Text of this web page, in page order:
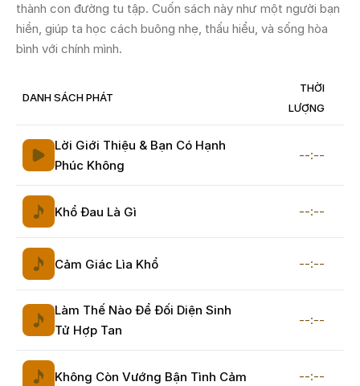
thành con đường tu tập. Cuốn sách này như một người bạn
hiền, giúp ta học cách buông nhẹ, thấu hiểu, và sống hòa
bình với chính mình.
DANH SÁCH PHÁT
THỜI
LƯỢNG
Lời Giới Thiệu & Bạn Có Hạnh
Phúc Không
--:--
Khổ Đau Là Gì --:--
Cảm Giác Lìa Khổ --:--
Làm Thế Nào Để Đối Diện Sinh
Tử Hợp Tan
--:--
Không Còn Vướng Bận Tình Cảm --:--